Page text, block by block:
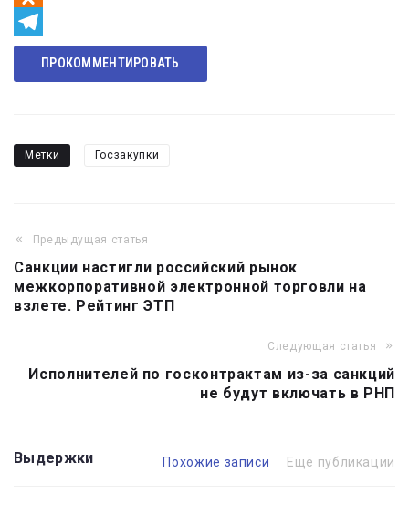
Odnoklassniki
Telegram
ПРОКОММЕНТИРОВАТЬ
Метки Госзакупки
Навигация
по
записям
Предыдущая статья
Санкции настигли российский рынок
межкорпоративной электронной торговли на
взлете. Рейтинг ЭТП
Следующая статья
Исполнителей по госконтрактам из-за санкций
не будут включать в РНП
Выдержки Похожие записи Ещё публикации